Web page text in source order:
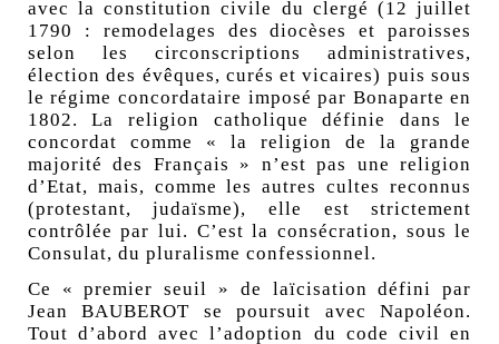
avec la constitution civile du clergé (12 juillet
1790 : remodelages des diocèses et paroisses
selon les circonscriptions administratives,
élection des évêques, curés et vicaires) puis sous
le régime concordataire imposé par Bonaparte en
1802. La religion catholique définie dans le
concordat comme « la religion de la grande
majorité des Français » n’est pas une religion
d’Etat, mais, comme les autres cultes reconnus
(protestant, judaïsme), elle est strictement
contrôlée par lui. C’est la consécration, sous le
Consulat, du pluralisme confessionnel.
Ce « premier seuil » de laïcisation défini par
Jean BAUBEROT se poursuit avec Napoléon.
Tout d’abord avec l’adoption du code civil en